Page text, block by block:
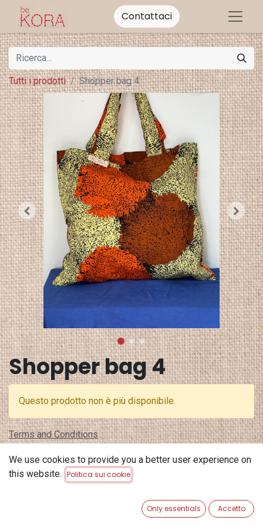
Contattaci
Tutti i prodotti Shopper bag 4
Shopper bag 4
Questo prodotto non è più disponibile.
Terms and Conditions
Spedizione: 2-3 giorni lavorativi
We use cookies to provide you a better user experience on
this website. Politica sui cookie
Only essentials Accetto